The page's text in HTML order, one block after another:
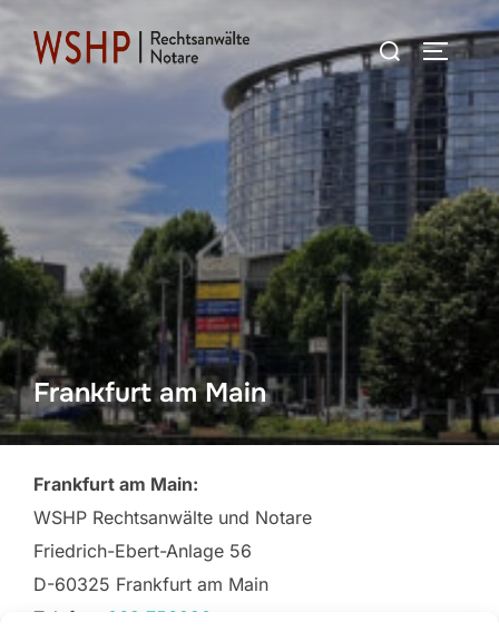
Zum
Inhalt
springen
Suchen
nach:
Frankfurt am Main
Frankfurt am Main:
WSHP Rechtsanwälte und Notare
Friedrich-Ebert-Anlage 56
D-60325 Frankfurt am Main
Telefon:
069 756990